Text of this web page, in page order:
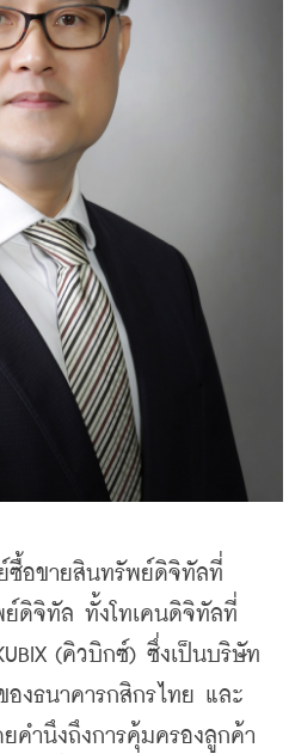
ขายสินทรัพย์ดิจิทัลที่
ย์ดิจิทัล ทั้งโทเคนดิจิทัลที่
(คิวบิกซ์) ซึ่งเป็นบริษัท
องธนาคารกสิกรไทย และ
ำนึงถึงการคุ้มครองลูกค้า